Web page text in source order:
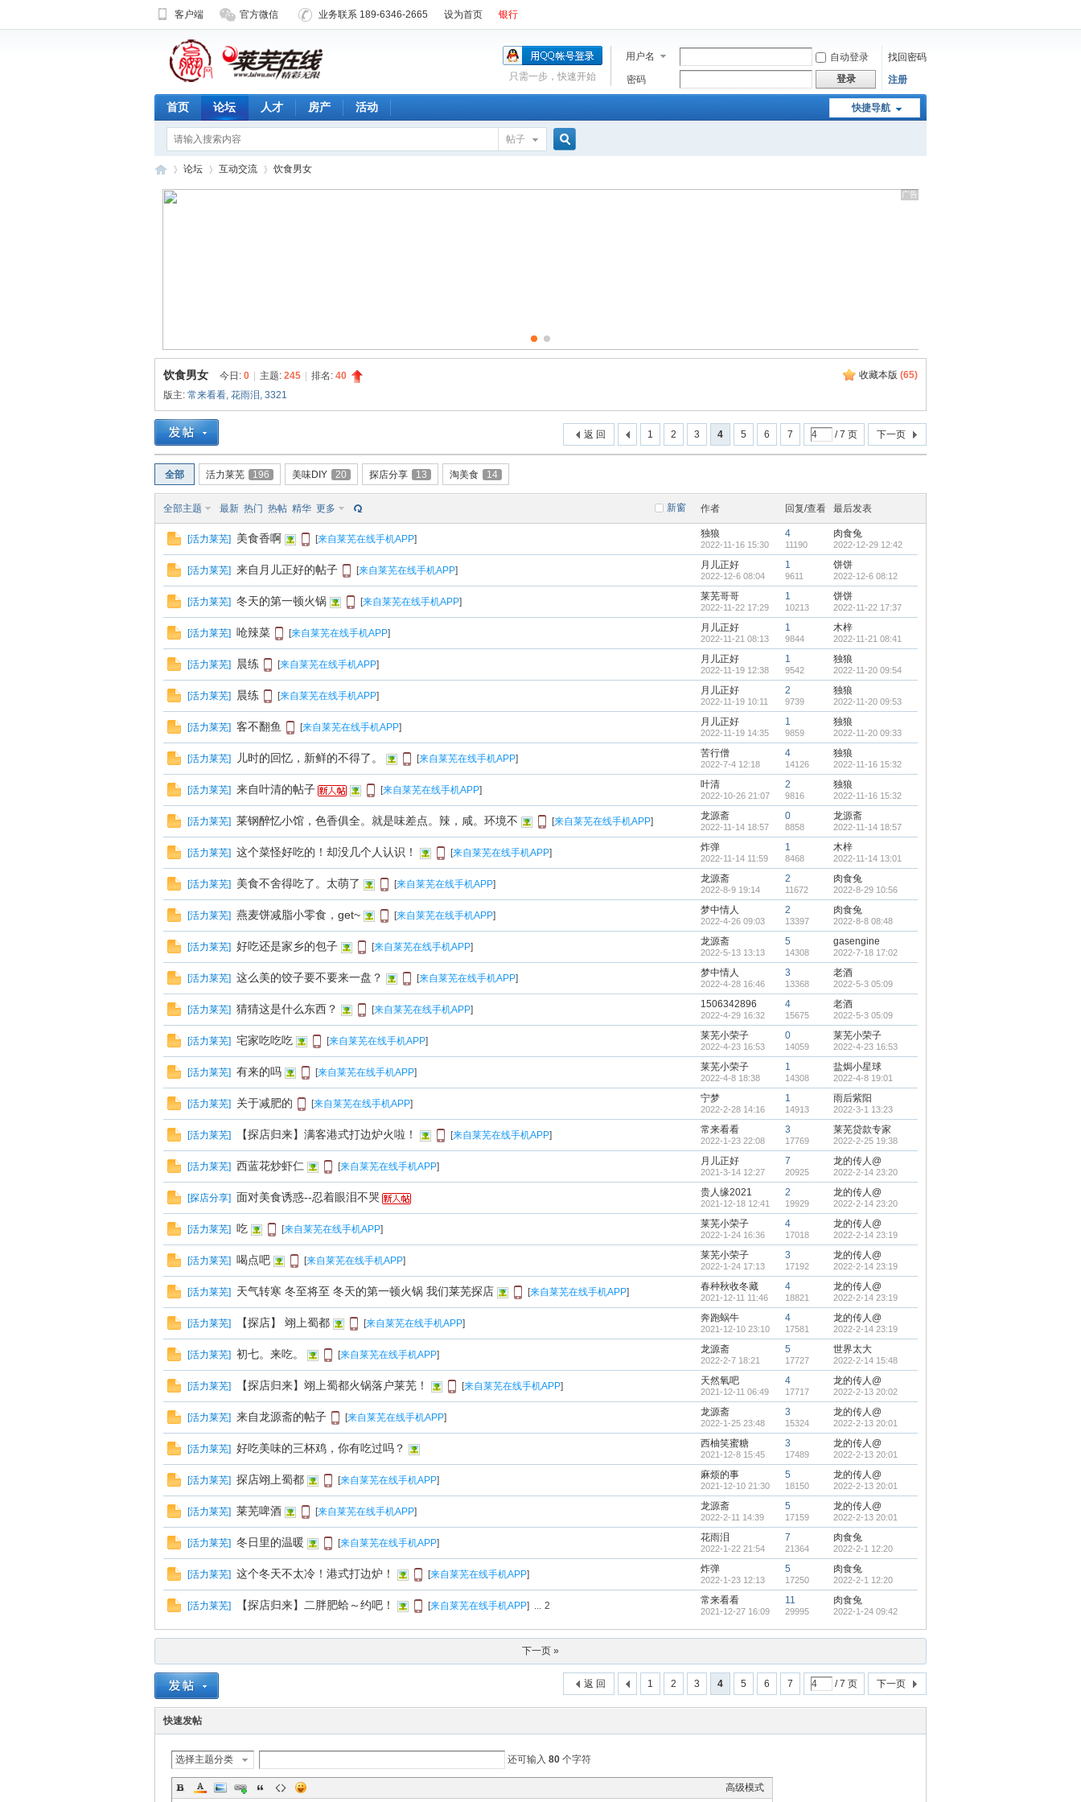
客户端 官方微信 业务联系 189-6346-2665 设为首页 银行
用户名 自动登录
找回密码
密码
登录 注册
只需一步，快速开始
快捷导航
首页 论坛 人才 房产 活动
帖子
南
论坛 互动交流 饮食男女
收藏本版 (65)
饮食男女 今日: 0 主题: 245 排名: 40
版主: 常来看看, 花雨泪 , 3321
1 2 3 4 5 6 7 / 7 页 下一页
返 回
全部 活力莱芜 196 美味DIY 20 探店分享 13 淘美食 14
新窗
全部主题 最新 热门 热帖 精华 更多 作者 回复/查看 最后发表
[活力莱芜] 美食香啊 [来自莱芜在线手机APP] 独狼
2022-11-16 15:30
4
11190
肉食兔
2022-12-29 12:42
[活力莱芜] 来自月儿正好的帖子 [来自莱芜在线手机APP] 月儿正好
2022-12-6 08:04
1
9611
饼饼
2022-12-6 08:12
[活力莱芜] 冬天的第一顿火锅 [来自莱芜在线手机APP] 莱芜哥哥
2022-11-22 17:29
1
10213
饼饼
2022-11-22 17:37
[活力莱芜] 呛辣菜 [来自莱芜在线手机APP] 月儿正好
2022-11-21 08:13
1
9844
木梓
2022-11-21 08:41
[活力莱芜] 晨练 [来自莱芜在线手机APP] 月儿正好
2022-11-19 12:38
1
9542
独狼
2022-11-20 09:54
[活力莱芜] 晨练 [来自莱芜在线手机APP] 月儿正好
2022-11-19 10:11
2
9739
独狼
2022-11-20 09:53
[活力莱芜] 客不翻鱼 [来自莱芜在线手机APP] 月儿正好
2022-11-19 14:35
1
9859
独狼
2022-11-20 09:33
[活力莱芜] 儿时的回忆，新鲜的不得了。 [来自莱芜在线手机APP] 苦行僧
2022-7-4 12:18
4
14126
独狼
2022-11-16 15:32
[活力莱芜] 来自叶清的帖子 [来自莱芜在线手机APP] 叶清
2022-10-26 21:07
2
9816
独狼
2022-11-16 15:32
[活力莱芜] 莱钢醉忆小馆，色香俱全。就是味差点。辣，咸。环境不 [来自莱芜在线手机APP] 龙源斋
2022-11-14 18:57
0
8858
龙源斋
2022-11-14 18:57
[活力莱芜] 这个菜怪好吃的！却没几个人认识！ [来自莱芜在线手机APP] 炸弹
2022-11-14 11:59
1
8468
木梓
2022-11-14 13:01
[活力莱芜] 美食不舍得吃了。太萌了 [来自莱芜在线手机APP] 龙源斋
2022-8-9 19:14
2
11672
肉食兔
2022-8-29 10:56
[活力莱芜] 燕麦饼减脂小零食，get~ [来自莱芜在线手机APP] 梦中情人
2022-4-26 09:03
2
13397
肉食兔
2022-8-8 08:48
[活力莱芜] 好吃还是家乡的包子 [来自莱芜在线手机APP] 龙源斋
2022-5-13 13:13
5
14308
gasengine
2022-7-18 17:02
[活力莱芜] 这么美的饺子要不要来一盘？ [来自莱芜在线手机APP] 梦中情人
2022-4-28 16:46
3
13368
老酒
2022-5-3 05:09
[活力莱芜] 猜猜这是什么东西？ [来自莱芜在线手机APP] 1506342896
2022-4-29 16:32
4
15675
老酒
2022-5-3 05:09
[活力莱芜] 宅家吃吃吃 [来自莱芜在线手机APP] 莱芜小荣子
2022-4-23 16:53
0
14059
莱芜小荣子
2022-4-23 16:53
[活力莱芜] 有来的吗 [来自莱芜在线手机APP] 莱芜小荣子
2022-4-8 18:38
1
14308
盐焗小星球
2022-4-8 19:01
[活力莱芜] 关于减肥的 [来自莱芜在线手机APP] 宁梦
2022-2-28 14:16
1
14913
雨后紫阳
2022-3-1 13:23
[活力莱芜] 【探店归来】满客港式打边炉火啦！ [来自莱芜在线手机APP] 常来看看
2022-1-23 22:08
3
17769
莱芜贷款专家
2022-2-25 19:38
[活力莱芜] 西蓝花炒虾仁 [来自莱芜在线手机APP] 月儿正好
2021-3-14 12:27
7
20925
龙的传人@
2022-2-14 23:20
[探店分享] 面对美食诱惑--忍着眼泪不哭 贵人缘2021
2021-12-18 12:41
2
19929
龙的传人@
2022-2-14 23:20
[活力莱芜] 吃 [来自莱芜在线手机APP] 莱芜小荣子
2022-1-24 16:36
4
17018
龙的传人@
2022-2-14 23:19
[活力莱芜] 喝点吧 [来自莱芜在线手机APP] 莱芜小荣子
2022-1-24 17:13
3
17192
龙的传人@
2022-2-14 23:19
[活力莱芜] 天气转寒 冬至将至 冬天的第一顿火锅 我们莱芜探店 [来自莱芜在线手机APP] 春种秋收冬藏
2021-12-11 11:46
4
18821
龙的传人@
2022-2-14 23:19
[活力莱芜] 【探店】 翊上蜀都 [来自莱芜在线手机APP] 奔跑蜗牛
2021-12-10 23:10
4
17581
龙的传人@
2022-2-14 23:19
[活力莱芜] 初七。来吃。 [来自莱芜在线手机APP] 龙源斋
2022-2-7 18:21
5
17727
世界太大
2022-2-14 15:48
[活力莱芜] 【探店归来】翊上蜀都火锅落户莱芜！ [来自莱芜在线手机APP] 天然氧吧
2021-12-11 06:49
4
17717
龙的传人@
2022-2-13 20:02
[活力莱芜] 来自龙源斋的帖子 [来自莱芜在线手机APP] 龙源斋
2022-1-25 23:48
3
15324
龙的传人@
2022-2-13 20:01
[活力莱芜] 好吃美味的三杯鸡，你有吃过吗？ 西柚笑蜜糖
2021-12-8 15:45
3
17489
龙的传人@
2022-2-13 20:01
[活力莱芜] 探店翊上蜀都 [来自莱芜在线手机APP] 麻烦的事
2021-12-10 21:30
5
18150
龙的传人@
2022-2-13 20:01
[活力莱芜] 莱芜啤酒 [来自莱芜在线手机APP] 龙源斋
2022-2-11 14:39
5
17159
龙的传人@
2022-2-13 20:01
[活力莱芜] 冬日里的温暖 [来自莱芜在线手机APP] 花雨泪
2022-1-22 21:54
7
21364
肉食兔
2022-2-1 12:20
[活力莱芜] 这个冬天不太冷！港式打边炉！ [来自莱芜在线手机APP] 炸弹
2022-1-23 12:13
5
17250
肉食兔
2022-2-1 12:20
[活力莱芜] 【探店归来】二胖肥蛤～约吧！ [来自莱芜在线手机APP] ... 2 常来看看
2021-12-27 16:09
11
29995
肉食兔
2022-1-24 09:42
下一页 »
1 2 3 4 5 6 7 / 7 页 下一页
返 回
快速发帖
选择主题分类 还可输入 80 个字符
高级模式